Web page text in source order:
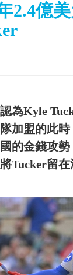
2.4億
為Kyle
加盟的此
的金錢攻
Tucker留在